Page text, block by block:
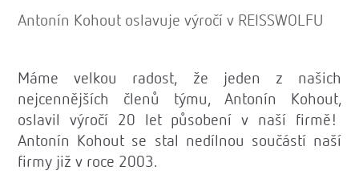
Antonín Kohout oslavuje výročí v REISSWOLFU
Máme velkou radost, že jeden z našich
nejcennějších členů týmu, Antonín Kohout,
oslavil výročí 20 let působení v naší firmě!
Antonín Kohout se stal nedílnou součástí naší
firmy již v roce 2003.